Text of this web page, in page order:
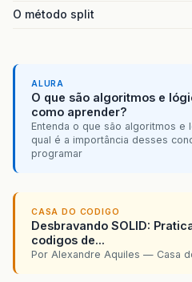
O método split
ALURA
O que são algoritmos e
como aprender?
Entenda o que são algoritmos e
qual é a importância desses
programar
CASA DO CODIGO
Desbravando SOLID:
codigos de...
Por Alexandre Aquiles — Casa